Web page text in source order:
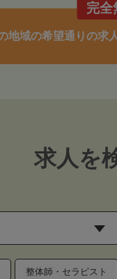
完全
地域の希望通りの求
求人を
整体師・セラピスト